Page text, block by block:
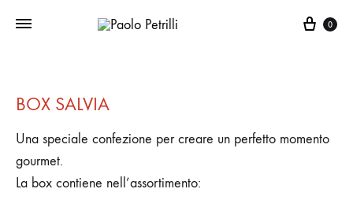
0
BOX SALVIA
Una speciale confezione per creare un perfetto momento
gourmet.
La box contiene nell’assortimento: